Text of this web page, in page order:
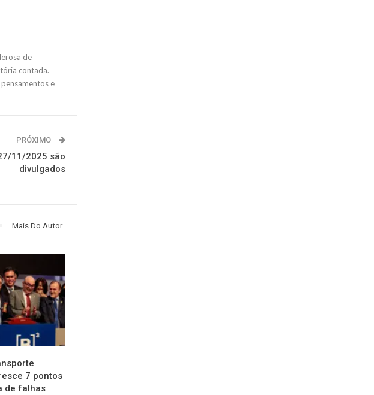
de
contada.
e
PRÓXIMO
11/2025 são
divulgados
Mais Do Autor
7 pontos
de falhas